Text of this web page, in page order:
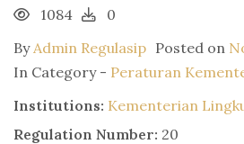
1084
0
ByAdmin Regulasip Posted on
In Category - Peraturan
Institutions: Kementerian
Regulation Number: 20